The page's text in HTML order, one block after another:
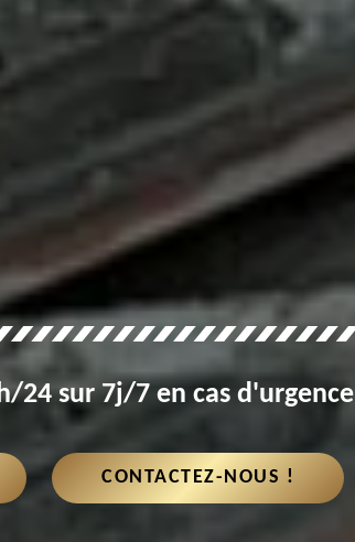
24 sur 7j/7 en cas d'urgence
CONTACTEZ-NOUS !